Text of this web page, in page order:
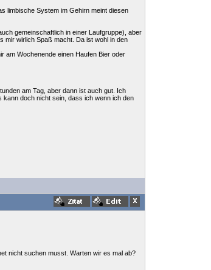
limbische System im Gehirn meint diesen
gemeinschaftlich in einer Laufgruppe), aber
mir wirlich Spaß macht. Da ist wohl in den
am Wochenende einen Haufen Bier oder
am Tag, aber dann ist auch gut. Ich
kann doch nicht sein, dass ich wenn ich den
nicht suchen musst. Warten wir es mal ab?